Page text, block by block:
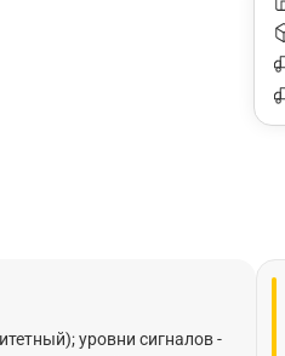
уровни сигналов -